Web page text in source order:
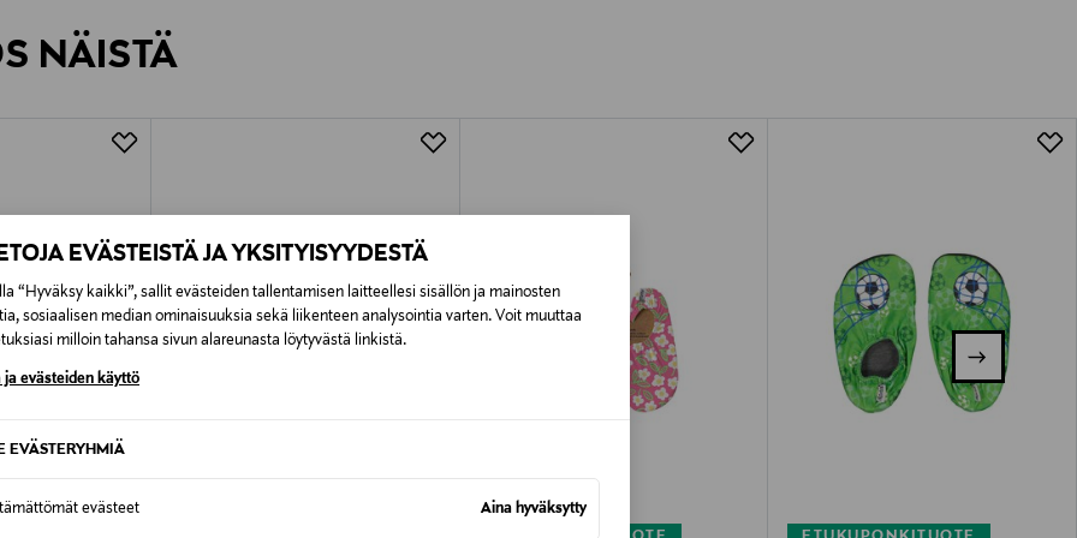
EVÄSTEISTÄ JA YKSITYISYYDESTÄ
“Hyväksy kaikki”, sallit evästeiden tallentamisen laitteellesi sisällön ja mainosten
sosiaalisen median ominaisuuksia sekä liikenteen analysointia varten. Voit muuttaa
milloin tahansa sivun alareunasta löytyvästä linkistä.
ja evästeiden käyttö
EVÄSTERYHMIÄ
evästeet Aina hyväksytty
Alk. 6,90 €, kun toimitus on saatavilla valittuun osoitteeseen.
NÄISTÄ